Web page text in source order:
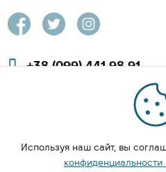
+38 (099) 441 98 91
+38 (097) 423 08 00
zachesa86@gmail.com
ЗАКАЗАТЬ
Используя наш сайт, вы